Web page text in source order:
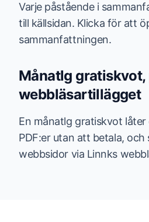
Varje påstående i
till källsidan. Klicka för att
sammanfattningen.
Månatlg gratiskvot,
webbläsartillägget
En månatlg gratiskvot
PDF:er utan att betala,
webbsidor via Linnks